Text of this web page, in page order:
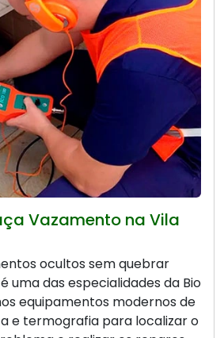
Vazamento na Vila
ocultos sem quebrar
uma das especialidades da Bio
equipamentos modernos de
e termografia para localizar o